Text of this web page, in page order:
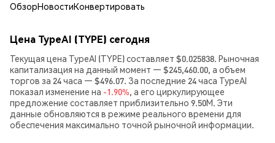
ОбзорНовостиКонвертировать
Цена TypeAI (TYPE) сегодня
Текущая цена TypeAI (TYPE) составляет $0.025838. Рыночная
капитализация на данный момент — $245,460.00, а объем
торгов за 24 часа — $496.07. За последние 24 часа TypeAI
показал изменение на -1.90%, а его циркулирующее
предложение составляет приблизительно 9.50M. Эти
данные обновляются в режиме реального времени для
обеспечения максимально точной рыночной информации.